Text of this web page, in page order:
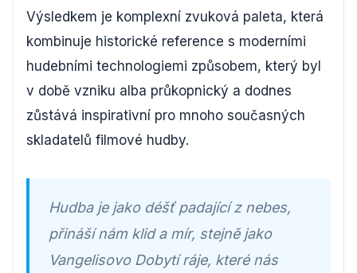
Výsledkem je komplexní zvuková paleta, která
kombinuje historické reference s moderními
hudebními technologiemi způsobem, který byl
v době vzniku alba průkopnický a dodnes
zůstává inspirativní pro mnoho současných
skladatelů filmové hudby.
Hudba je jako déšť padající z nebes,
přináší nám klid a mír, stejně jako
Vangelisovo Dobytí ráje, které nás